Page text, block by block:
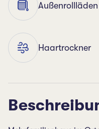
Außenrollläden
Haartrockner